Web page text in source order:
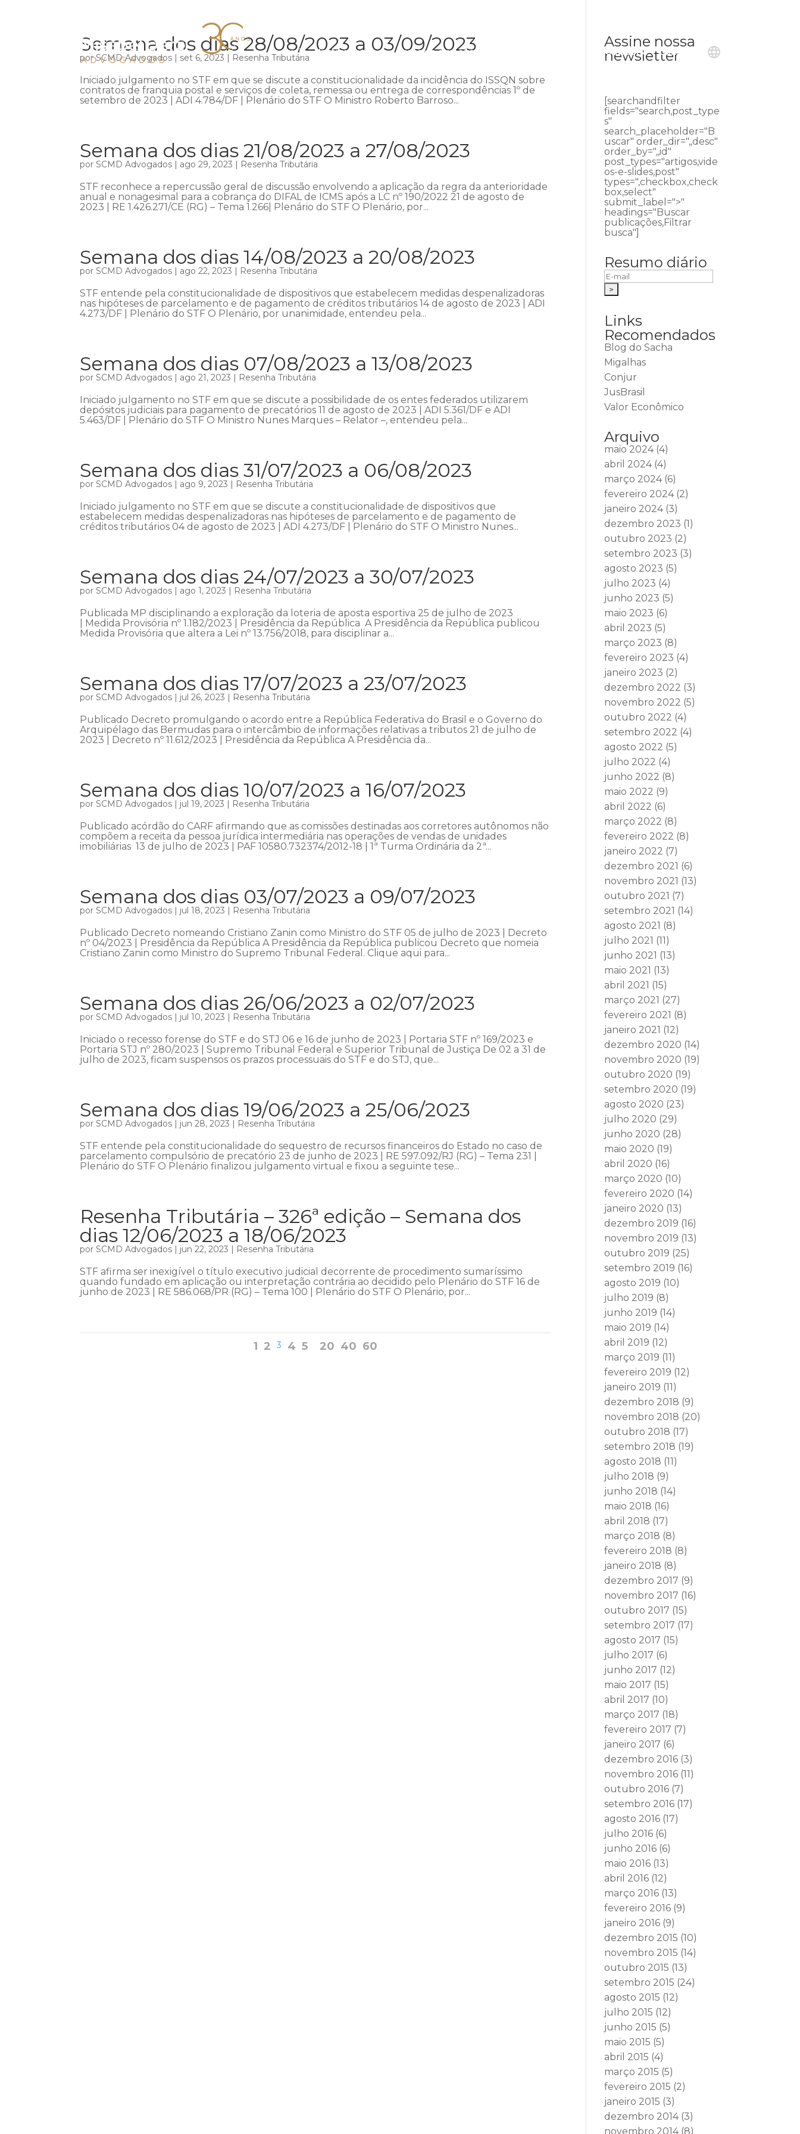
Início Institucional Áreas de atuação Ouvidoria Contato
Semana dos dias 28/08/2023 a 03/09/2023
porSCMD Advogados | set 6, 2023 | Resenha Tributária
Iniciado julgamento no STF em que se discute a constitucionalidade da incidência do ISSQN sobre
contratos de franquia postal e serviços de coleta, remessa ou entrega de correspondências 1º de
setembro de 2023 | ADI 4.784/DF | Plenário do STF O Ministro Roberto Barroso...
Semana dos dias 21/08/2023 a 27/08/2023
porSCMD Advogados | ago 29, 2023 | Resenha Tributária
STF reconhece a repercussão geral de discussão envolvendo a aplicação da regra da anterioridade
anual e nonagesimal para a cobrança do DIFAL de ICMS após a LC nº 190/2022 21 de agosto de
2023 | RE 1.426.271/CE (RG) – Tema 1.266| Plenário do STF O Plenário, por...
Semana dos dias 14/08/2023 a 20/08/2023
porSCMD Advogados | ago 22, 2023 | Resenha Tributária
STF entende pela constitucionalidade de dispositivos que estabelecem medidas despenalizadoras
nas hipóteses de parcelamento e de pagamento de créditos tributários 14 de agosto de 2023 | ADI
4.273/DF | Plenário do STF O Plenário, por unanimidade, entendeu pela...
Semana dos dias 07/08/2023 a 13/08/2023
porSCMD Advogados | ago 21, 2023 | Resenha Tributária
Iniciado julgamento no STF em que se discute a possibilidade de os entes federados utilizarem
depósitos judiciais para pagamento de precatórios 11 de agosto de 2023 | ADI 5.361/DF e ADI
5.463/DF | Plenário do STF O Ministro Nunes Marques – Relator –, entendeu pela...
Semana dos dias 31/07/2023 a 06/08/2023
porSCMD Advogados | ago 9, 2023 | Resenha Tributária
Iniciado julgamento no STF em que se discute a constitucionalidade de dispositivos que
estabelecem medidas despenalizadoras nas hipóteses de parcelamento e de pagamento de
créditos tributários 04 de agosto de 2023 | ADI 4.273/DF | Plenário do STF O Ministro Nunes...
Semana dos dias 24/07/2023 a 30/07/2023
porSCMD Advogados | ago 1, 2023 | Resenha Tributária
Publicada MP disciplinando a exploração da loteria de aposta esportiva 25 de julho de 2023
| Medida Provisória nº 1.182/2023 | Presidência da República A Presidência da República publicou
Medida Provisória que altera a Lei nº 13.756/2018, para disciplinar a...
Semana dos dias 17/07/2023 a 23/07/2023
porSCMD Advogados | jul 26, 2023 | Resenha Tributária
Publicado Decreto promulgando o acordo entre a República Federativa do Brasil e o Governo do
Arquipélago das Bermudas para o intercâmbio de informações relativas a tributos 21 de julho de
2023 | Decreto nº 11.612/2023 | Presidência da República A Presidência da...
Semana dos dias 10/07/2023 a 16/07/2023
porSCMD Advogados | jul 19, 2023 | Resenha Tributária
Publicado acórdão do CARF afirmando que as comissões destinadas aos corretores autônomos não
compõem a receita da pessoa jurídica intermediária nas operações de vendas de unidades
imobiliárias 13 de julho de 2023 | PAF 10580.732374/2012-18 | 1ª Turma Ordinária da 2ª...
Semana dos dias 03/07/2023 a 09/07/2023
porSCMD Advogados | jul 18, 2023 | Resenha Tributária
Publicado Decreto nomeando Cristiano Zanin como Ministro do STF 05 de julho de 2023 | Decreto
nº 04/2023 | Presidência da República A Presidência da República publicou Decreto que nomeia
Cristiano Zanin como Ministro do Supremo Tribunal Federal. Clique aqui para...
Semana dos dias 26/06/2023 a 02/07/2023
porSCMD Advogados | jul 10, 2023 | Resenha Tributária
Iniciado o recesso forense do STF e do STJ 06 e 16 de junho de 2023 | Portaria STF nº 169/2023 e
Portaria STJ nº 280/2023 | Supremo Tribunal Federal e Superior Tribunal de Justiça De 02 a 31 de
julho de 2023, ficam suspensos os prazos processuais do STF e do STJ, que...
Semana dos dias 19/06/2023 a 25/06/2023
porSCMD Advogados | jun 28, 2023 | Resenha Tributária
STF entende pela constitucionalidade do sequestro de recursos financeiros do Estado no caso de
parcelamento compulsório de precatório 23 de junho de 2023 | RE 597.092/RJ (RG) – Tema 231 |
Plenário do STF O Plenário finalizou julgamento virtual e fixou a seguinte tese...
Resenha Tributária – 326ª edição – Semana dos
dias 12/06/2023 a 18/06/2023
porSCMD Advogados | jun 22, 2023 | Resenha Tributária
STF afirma ser inexigível o título executivo judicial decorrente de procedimento sumaríssimo
quando fundado em aplicação ou interpretação contrária ao decidido pelo Plenário do STF 16 de
junho de 2023 | RE 586.068/PR (RG) – Tema 100 | Plenário do STF O Plenário, por...
1 2 3 4 5 20 40 60
Assine nossa
newsletter
[searchandfilter
fields="search,post_type
s"
search_placeholder="B
uscar" order_dir=",,desc"
order_by=",,id"
post_types="artigos,vide
os-e-slides,post"
types=",checkbox,check
box,select"
submit_label=">"
headings="Buscar
publicações,Filtrar
busca"]
Resumo diário
Links
Recomendados
Blog do Sacha
Migalhas
Conjur
JusBrasil
Valor Econômico
Arquivo
maio 2024(4)
abril 2024(4)
março 2024(6)
fevereiro 2024(2)
janeiro 2024(3)
dezembro 2023 (1)
outubro 2023 (2)
setembro 2023 (3)
agosto 2023 (5)
julho 2023 (4)
junho 2023 (5)
maio 2023 (6)
abril 2023 (5)
março 2023 (8)
fevereiro 2023 (4)
janeiro 2023 (2)
dezembro 2022 (3)
novembro 2022 (5)
outubro 2022 (4)
setembro 2022 (4)
agosto 2022 (5)
julho 2022 (4)
junho 2022 (8)
maio 2022 (9)
abril 2022 (6)
março 2022 (8)
fevereiro 2022 (8)
janeiro 2022 (7)
dezembro 2021 (6)
novembro 2021 (13)
outubro 2021 (7)
setembro 2021 (14)
agosto 2021 (8)
julho 2021 (11)
junho 2021 (13)
maio 2021 (13)
abril 2021 (15)
março 2021 (27)
fevereiro 2021 (8)
janeiro 2021 (12)
dezembro 2020 (14)
novembro 2020 (19)
outubro 2020 (19)
setembro 2020 (19)
agosto 2020 (23)
julho 2020 (29)
junho 2020 (28)
maio 2020 (19)
abril 2020 (16)
março 2020 (10)
fevereiro 2020 (14)
janeiro 2020 (13)
dezembro 2019 (16)
novembro 2019 (13)
outubro 2019 (25)
setembro 2019 (16)
agosto 2019 (10)
julho 2019 (8)
junho 2019 (14)
maio 2019 (14)
abril 2019 (12)
março 2019 (11)
fevereiro 2019 (12)
janeiro 2019 (11)
dezembro 2018 (9)
novembro 2018 (20)
outubro 2018 (17)
setembro 2018 (19)
agosto 2018 (11)
julho 2018 (9)
junho 2018 (14)
maio 2018 (16)
abril 2018 (17)
março 2018 (8)
fevereiro 2018 (8)
janeiro 2018 (8)
dezembro 2017 (9)
novembro 2017 (16)
outubro 2017 (15)
setembro 2017 (17)
agosto 2017 (15)
julho 2017 (6)
junho 2017 (12)
maio 2017 (15)
abril 2017 (10)
março 2017 (18)
fevereiro 2017 (7)
janeiro 2017 (6)
dezembro 2016 (3)
novembro 2016 (11)
outubro 2016 (7)
setembro 2016 (17)
agosto 2016 (17)
julho 2016 (6)
junho 2016 (6)
maio 2016 (13)
abril 2016 (12)
março 2016 (13)
fevereiro 2016 (9)
janeiro 2016 (9)
dezembro 2015 (10)
novembro 2015 (14)
outubro 2015 (13)
setembro 2015 (24)
agosto 2015 (12)
julho 2015 (12)
junho 2015 (5)
maio 2015 (5)
abril 2015 (4)
março 2015 (5)
fevereiro 2015 (2)
janeiro 2015 (3)
dezembro 2014(3)
novembro 2014(8)